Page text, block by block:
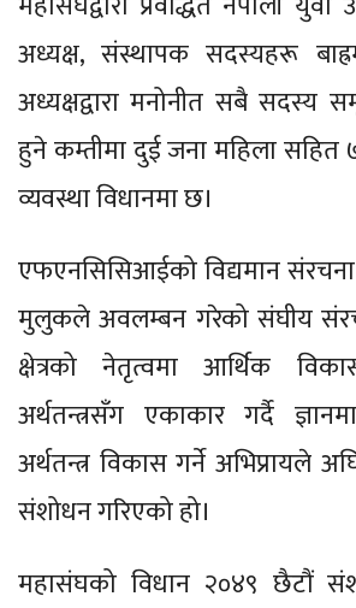
अध्यक्ष, संस्थापक सदस्यहरू
अध्यक्षद्वारा मनोनीत सबै सदस्य
हुने कम्तीमा दुई जना महिला
व्यवस्था विधानमा छ।
एफएनसिसिआईको विद्यमान
मुलुकले अवलम्बन गरेको संघीय
क्षेत्रको नेतृत्वमा आर्थिक विकास
अर्थतन्त्रसँग एकाकार गर्दै
अर्थतन्त्र विकास गर्ने अभिप्रायले
संशोधन गरिएको हो।
महासंघको विधान २०४९ छैटौं